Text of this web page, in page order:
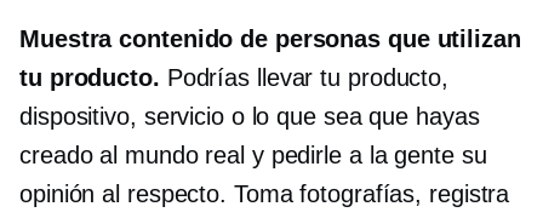
Muestra contenido de personas que utilizan
tu producto. Podrías llevar tu producto,
dispositivo, servicio o lo que sea que hayas
creado al mundo real y pedirle a la gente su
opinión al respecto. Toma fotografías, registra